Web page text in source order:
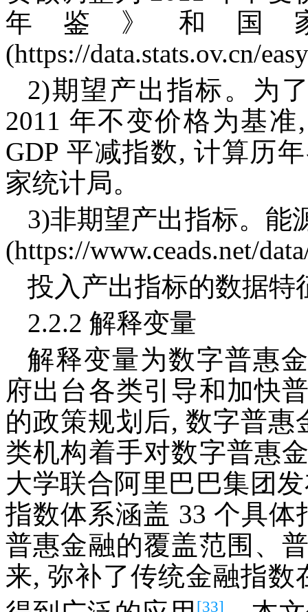
年鉴》和国
(https://data.stats.ov.cn/
2)期望产出指标。为
2011 年不变价格为基
GDP 平减指数, 计算历
家统计局。
3)非期望产出指标。能
(https://www.ceads.net/
投入产出指标的数据特
2.2.2 解释变量
解释变量为数字普惠
府出台各类引导和加快
的政策规划后, 数字普
类机构着手对数字普惠
大学联合阿里巴巴集团
指数体系涵盖 33 个具
普惠金融的覆盖范围、
来, 弥补了传统金融指
[33]